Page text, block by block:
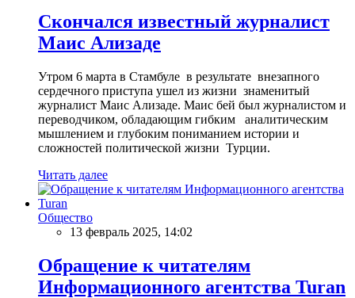
Скончался известный журналист
Маис Ализаде
Утром 6 марта в Стамбуле в результате внезапного
сердечного приступа ушел из жизни знаменитый
журналист Маис Ализаде. Маис бей был журналистом и
переводчиком, обладающим гибким аналитическим
мышлением и глубоким пониманием истории и
сложностей политической жизни Турции.
Читать далее
Общество
13 февраль 2025, 14:02
Обращение к читателям
Информационного агентства Turan